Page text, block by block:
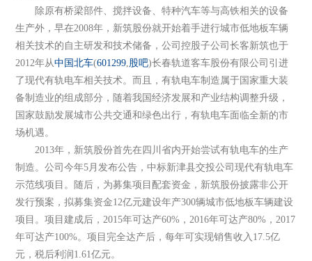
除原有桥梁部件、搅拌设备、特种汽车等与高铁相关的设备
生产外，早在2008年，新筑股份就开始着手进行城市低地板车辆
相关技术的自主研发和技术储备，公司控股子公司长客新筑也于
2012年从中国北车(601299,股吧)长春轨道客车股份有限公司引进
了现代有轨电车相关技术。而且，有轨电车制造属于国家重大装
备制造业的组成部分，随着我国经济发展和产业结构调整升级，
国家鼓励发展城市公共交通和绿色出行，有轨电车面临全新的市
场机遇。
2013年，新筑股份首先在四川省内开始尝试有轨电车的生产
制造。公司今年5月发布公告，中标新津县交投公司现代有轨电车
示范线项目。随后，为募集项目配套资金，新筑股份披露非公开
发行预案，拟募集资金12亿元建设年产300辆城市低地板车辆建设
项目。项目建成后，2015年可达产60%，2016年可达产80%，2017
年可达产100%。项目完全达产后，每年可实现销售收入17.5亿
元，税后利润1.61亿元。